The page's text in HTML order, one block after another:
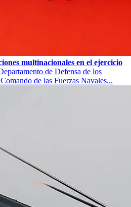
multinacionales en el ejercicio
de Defensa de los
de las Fuerzas Navales...